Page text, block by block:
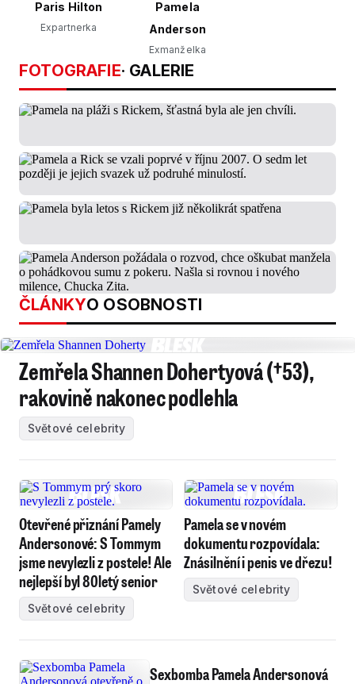
Paris Hilton
Expartnerka
Pamela
Anderson
Exmanželka
FOTOGRAFIE· GALERIE
ČLÁNKYO OSOBNOSTI
Zemřela Shannen Dohertyová (†53),
rakovině nakonec podlehla
Světové celebrity
Otevřené přiznání Pamely
Andersonové: S Tommym
jsme nevylezli z postele! Ale
nejlepší byl 80letý senior
Světové celebrity
Pamela se v novém
dokumentu rozpovídala:
Znásilnění i penis ve dřezu!
Světové celebrity
Sexbomba Pamela Andersonová